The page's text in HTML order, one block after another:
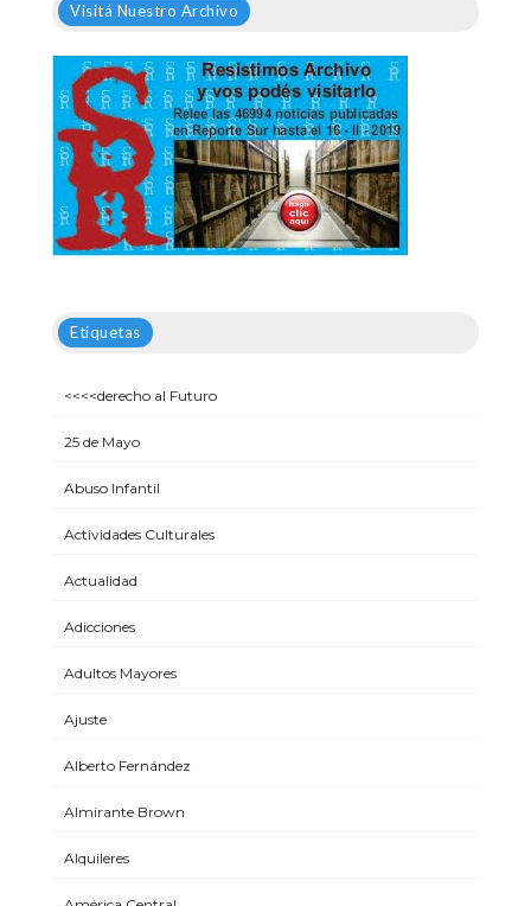
Visitá Nuestro Archivo
Etiquetas
<<<<derecho al Futuro
25 de Mayo
Abuso Infantil
Actividades Culturales
Actualidad
Adicciones
Adultos Mayores
Ajuste
Alberto Fernández
Almirante Brown
Alquileres